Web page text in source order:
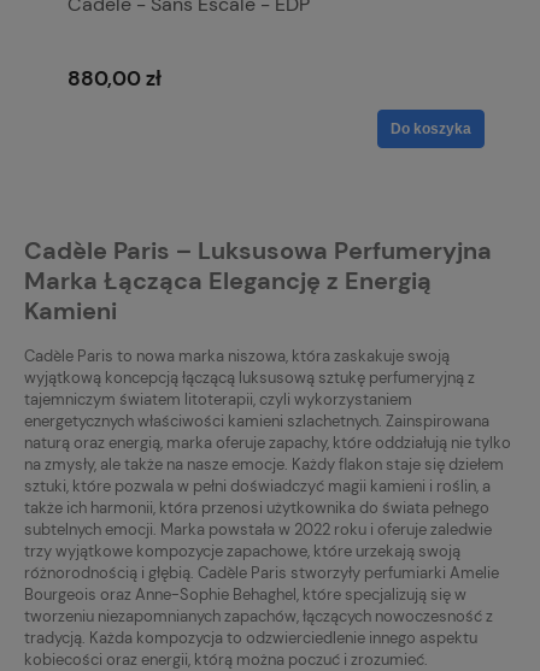
880,00 zł
Do koszyka
Cadèle Paris – Luksusowa Perfumeryjna
Marka Łącząca Elegancję z Energią
Kamieni
Cadèle Paris to nowa marka niszowa, która zaskakuje swoją
wyjątkową koncepcją łączącą luksusową sztukę perfumeryjną z
tajemniczym światem litoterapii, czyli wykorzystaniem
energetycznych właściwości kamieni szlachetnych. Zainspirowana
naturą oraz energią, marka oferuje zapachy, które oddziałują nie tylko
na zmysły, ale także na nasze emocje. Każdy flakon staje się dziełem
sztuki, które pozwala w pełni doświadczyć magii kamieni i roślin, a
także ich harmonii, która przenosi użytkownika do świata pełnego
subtelnych emocji. Marka powstała w 2022 roku i oferuje zaledwie
trzy wyjątkowe kompozycje zapachowe, które urzekają swoją
różnorodnością i głębią. Cadèle Paris stworzyły perfumiarki Amelie
Bourgeois oraz Anne-Sophie Behaghel, które specjalizują się w
tworzeniu niezapomnianych zapachów, łączących nowoczesność z
tradycją. Każda kompozycja to odzwierciedlenie innego aspektu
kobiecości oraz energii, którą można poczuć i zrozumieć.